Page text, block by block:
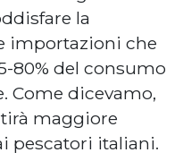
la
importazioni che
80% del consumo
Come dicevamo,
maggiore
pescatori italiani.